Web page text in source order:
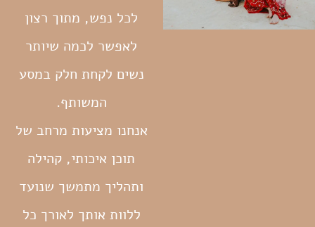
לכל נפש, מתוך רצון
לאפשר לכמה שיותר
נשים לקחת חלק במסע
המשותף.
אנחנו מציעות מרחב של
תוכן איכותי, קהילה
ותהליך מתמשך שנועד
ללוות אותך לאורך כל